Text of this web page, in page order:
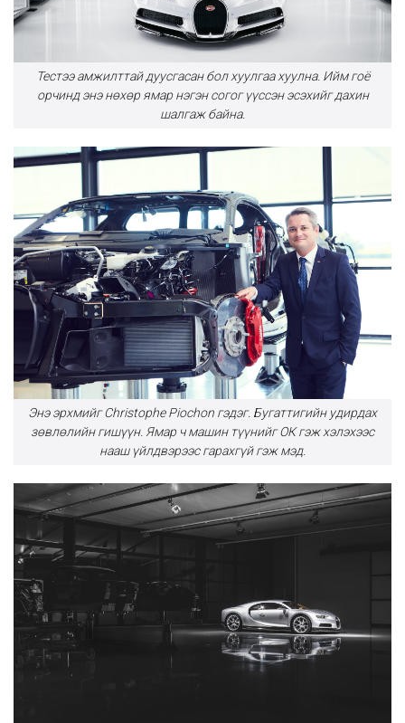
Тестээ амжилттай дуусгасан бол хуулгаа хуулна. Ийм гоё
орчинд энэ нөхөр ямар нэгэн согог үүссэн эсэхийг дахин
шалгаж байна.
Энэ эрхмийг Christophe Piochon гэдэг. Бугаттигийн удирдах
зөвлөлийн гишүүн. Ямар ч машин түүнийг ОК гэж хэлэхээс
нааш үйлдвэрээс гарахгүй гэж мэд.